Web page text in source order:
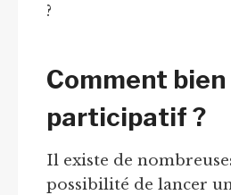
?
Comment
participatif ?
Il existe de
possibilité de lancer